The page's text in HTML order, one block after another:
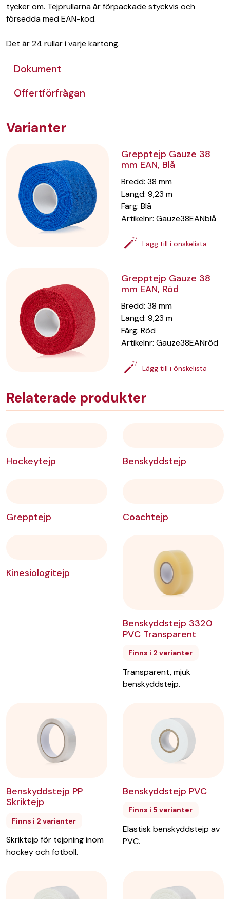
tycker om. Tejprullarna är förpackade styckvis och
försedda med EAN-kod.
Det är 24 rullar i varje kartong.
Dokument
Offertförfrågan
Varianter
Grepptejp Gauze 38
mm EAN, Blå
Bredd:38 mm
Längd:9,23 m
Färg:Blå
Artikelnr:Gauze38EANblå
Lägg till i önskelista
Grepptejp Gauze 38
mm EAN, Röd
Bredd:38 mm
Längd:9,23 m
Färg:Röd
Artikelnr:Gauze38EANröd
Lägg till i önskelista
Grepptejp Gauze 38
mm EAN, Svart
Artikelnr:
38mm
9,23
m
Grön
Lägg till i önskelista
mm EAN, Gul
Artikelnr:
Gauze38EANgul
Lägg till i önskelista
Grepptejp Gauze 38
mm EAN, Orange
Längd:9,23m
Färg:
Lägg till i önskelista
Relaterade produkter
Hockeytejp Benskyddstejp
Grepptejp Coachtejp
Kinesiologitejp
Benskyddstejp 3320
PVC Transparent
Finns i 2 varianter
Transparent, mjuk
benskyddstejp.
Benskyddstejp PP
Skriktejp
Finns i 2 varianter
Skriktejp för tejpning inom
hockey och fotboll.
Benskyddstejp PVC
Finns i 5 varianter
Elastisk benskyddstejp av
PVC.